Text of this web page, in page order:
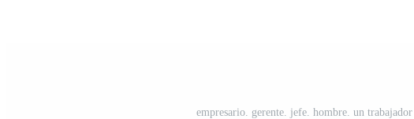
empresario. gerente. jefe. hombre. un